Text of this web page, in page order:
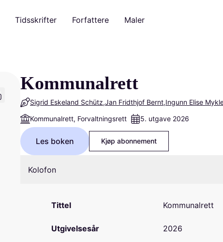
Tidsskrifter Forfattere Maler
Kommunalrett
Sigrid Eskeland Schütz Jan Fridthjof Bernt Ingunn Elise
Kommunalrett, Forvaltningsrett
5. utgave 2026
Les boken Kjøp abonnement
Kolofon
Tittel Kommunalrett
Utgivelsesår 2026